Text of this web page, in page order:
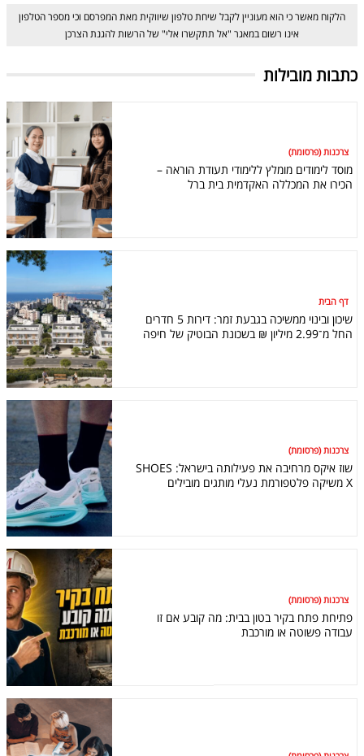
הלקוח מאשר כי הוא מעוניין לקבל שיחת טלפון שיווקית מאת המפרסם וכי מספר הטלפון
אינו רשום במאגר "אל תתקשרו אלי" של הרשות להגנת הצרכן
כתבות מובילות
צרכנות (פרסומת)
מוסד לימודים מומלץ ללימודי תעודת הוראה –
הכירו את המכללה האקדמית בית ברל
דף הבית
שיכון ובינוי ממשיכה בגבעת זמר: דירות 5 חדרים
החל מ־2.99 מיליון ₪ בשכונת הבוטיק של חיפה
צרכנות (פרסומת)
שוז איקס מרחיבה את פעילותה בישראל: SHOES
X משיקה פלטפורמת נעלי מותגים מובילים
צרכנות (פרסומת)
פתיחת פתח בקיר בטון בבית: מה קובע אם זו
עבודה פשוטה או מורכבת